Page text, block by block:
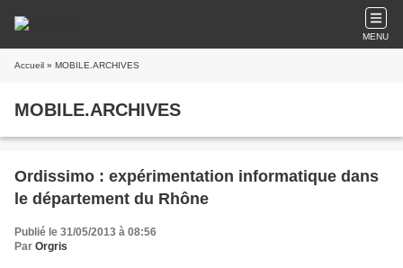
MENU
Accueil » MOBILE.ARCHIVES
MOBILE.ARCHIVES
Ordissimo : expérimentation informatique dans
le département du Rhône
Publié le 31/05/2013 à 08:56
Par Orgris